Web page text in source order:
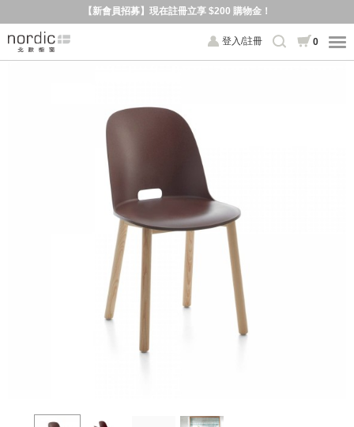
【新會員招募】現在註冊立享 $200 購物金！
登入/註冊 0